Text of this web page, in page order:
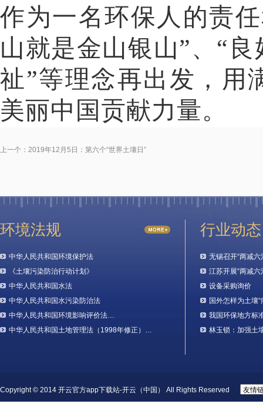
作为一名环保人的责
山就是金山银山”、“
祉”等理念再出发，用
美丽中国贡献力量。
上一个： 2019年12月5日：第六个“世界土壤日”
环境法规
中华人民共和国环境保护法
《土壤污染防治行动计划》
中华人民共和国水法
中华人民共和国水污染防治法
中华人民共和国环境影响评价法…
中华人民共和国土地管理法（1998年修正）…
行业动态
无锡召开“两减
江苏开展“两减
设备采购询价
国外怎样为土壤“
我国环保地方标
林玉锁：加强土
Copyright © 2014 开云官方app下载站-开云（中国） All Rights Reserved